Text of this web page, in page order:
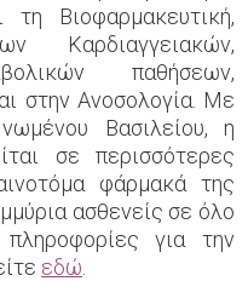
Βιοφαρμακευτική,
Καρδιαγγειακών,
παθήσεων,
στην Ανοσολογία. Με
Βασιλείου, η
σε περισσότερες
φάρμακά της
ασθενείς σε όλο
για την
εδώ